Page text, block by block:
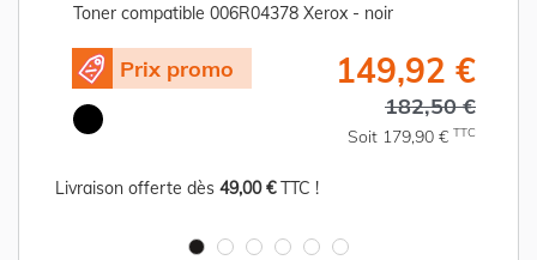
Toner compatible 006R04378 Xerox - noir
Prix promo 149,92 €
182,50 €
Soit 179,90 € TTC
Livraison offerte dès 49,00 €TTC !